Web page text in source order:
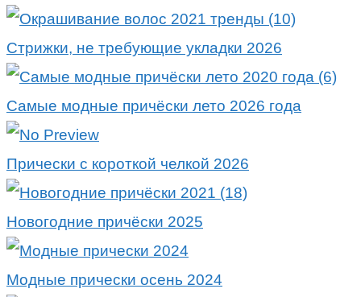
Стрижки, не требующие укладки 2026
Самые модные причёски лето 2026 года
Прически с короткой челкой 2026
Новогодние причёски 2025
Модные прически осень 2024